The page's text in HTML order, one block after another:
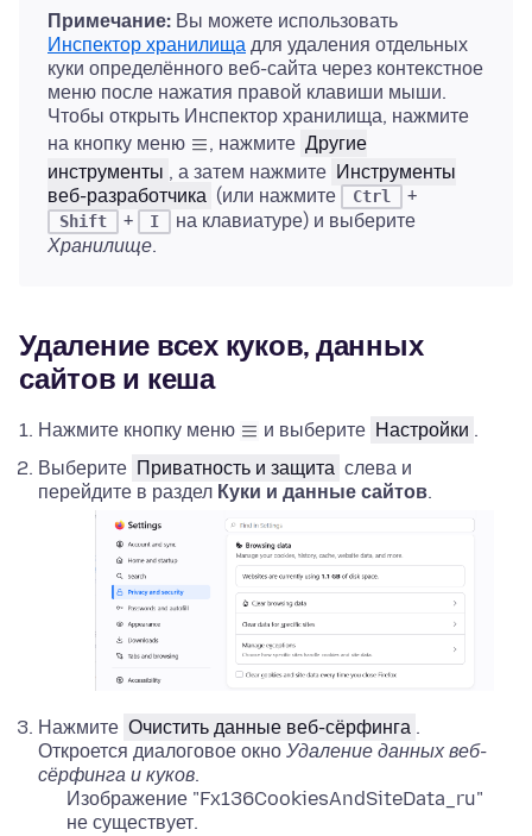
Примечание: Вы можете использовать
Инспектор хранилища для удаления отдельных
куки определённого веб-сайта через контекстное
меню после нажатия правой клавиши мыши.
Чтобы открыть Инспектор хранилища, нажмите
на кнопку меню
, нажмите Другие
инструменты , а затем нажмите Инструменты
веб-разработчика (или нажмите Ctrl +
Shift + I
на клавиатуре) и выберите
Хранилище.
Удаление всех куков, данных
сайтов и кеша
Нажмите кнопку меню и выберите Настройки .
Выберите Приватность и защита слева и
перейдите в раздел Куки и данные сайтов.
Нажмите Очистить данные веб-сёрфинга .
Откроется диалоговое окно Удаление данных веб-
сёрфинга и куков.
Изображение "Fx136CookiesAndSiteData_ru"
не существует.